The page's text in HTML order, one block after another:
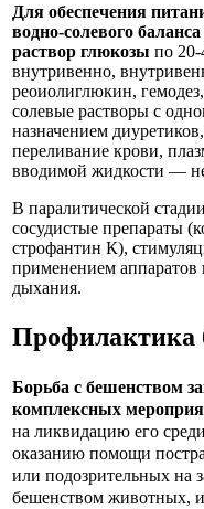
Для обеспечения
водно-солевого
раствор глюкозы по 20-
внутривенно,
реоиолиглюкин,
солевые растворы с
назначением
переливание крови,
вводимой жидкости —
В паралитической
сосудистые препараты
строфантин К),
применением аппаратов
дыхания.
Профилактика
Борьба с бешенством
комплексных
на ликвидацию его
оказанию помощи
или подозрительных на
бешенством животных,